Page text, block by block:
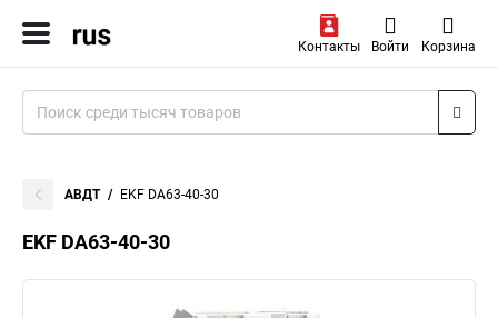
Контакты Войти Корзина
АВДТ EKF DA63-40-30
EKF DA63-40-30